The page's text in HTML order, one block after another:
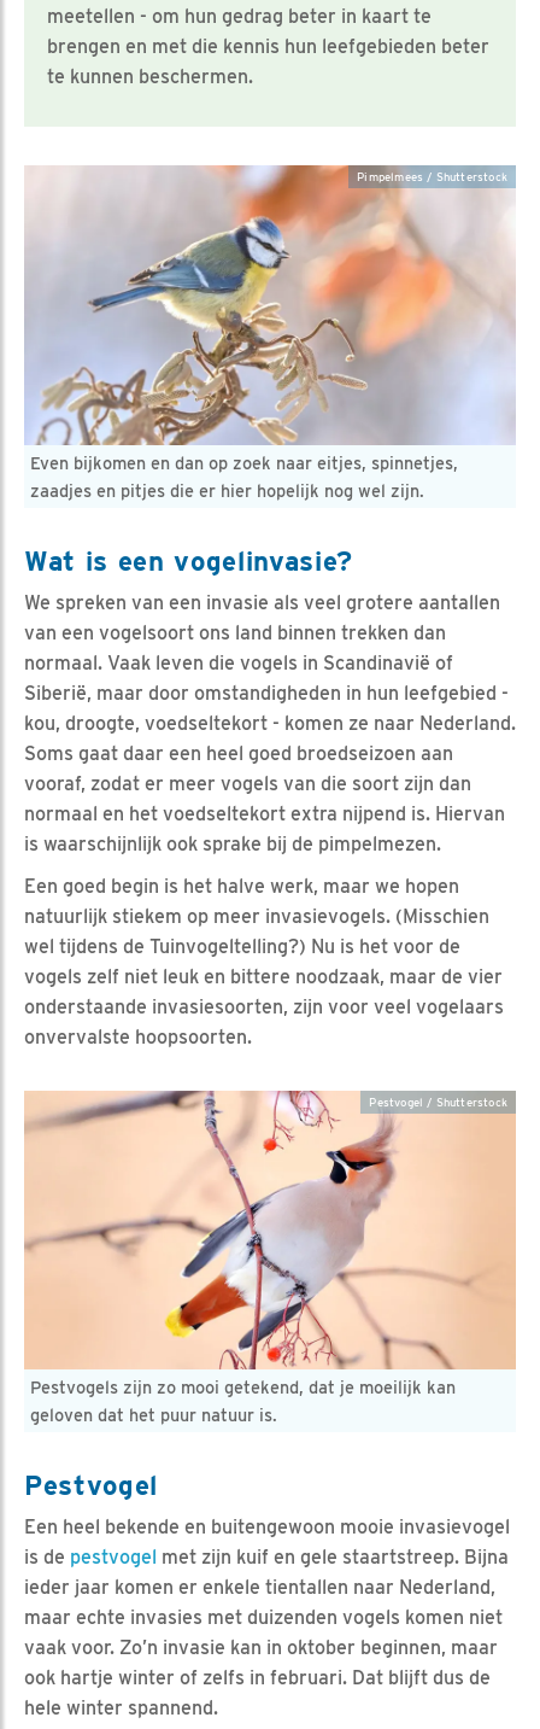
meetellen - om hun gedrag beter in kaart te
brengen en met die kennis hun leefgebieden beter
te kunnen beschermen.
Even bijkomen en dan op zoek naar eitjes, spinnetjes,
zaadjes en pitjes die er hier hopelijk nog wel zijn.
Pimpelmees / Shutterstock
Wat is een vogelinvasie?
We spreken van een invasie als veel grotere aantallen
van een vogelsoort ons land binnen trekken dan
normaal. Vaak leven die vogels in Scandinavië of
Siberië, maar door omstandigheden in hun leefgebied -
kou, droogte, voedseltekort - komen ze naar Nederland.
Soms gaat daar een heel goed broedseizoen aan
vooraf, zodat er meer vogels van die soort zijn dan
normaal en het voedseltekort extra nijpend is. Hiervan
is waarschijnlijk ook sprake bij de pimpelmezen.
Een goed begin is het halve werk, maar we hopen
natuurlijk stiekem op meer invasievogels. (Misschien
wel tijdens de Tuinvogeltelling?) Nu is het voor de
vogels zelf niet leuk en bittere noodzaak, maar de vier
onderstaande invasiesoorten, zijn voor veel vogelaars
onvervalste hoopsoorten.
Pestvogels zijn zo mooi getekend, dat je moeilijk kan
geloven dat het puur natuur is.
Pestvogel / Shutterstock
Pestvogel
Een heel bekende en buitengewoon mooie invasievogel
is de pestvogel met zijn kuif en gele staartstreep. Bijna
ieder jaar komen er enkele tientallen naar Nederland,
maar echte invasies met duizenden vogels komen niet
vaak voor. Zo’n invasie kan in oktober beginnen, maar
ook hartje winter of zelfs in februari. Dat blijft dus de
hele winter spannend.